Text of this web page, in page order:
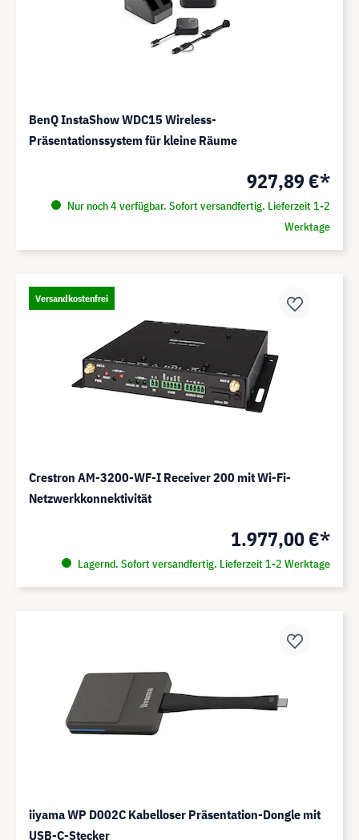
BenQ InstaShow WDC15 Wireless-
Präsentationssystem für kleine Räume
927,89 €*
Nur noch 4 verfügbar. Sofort versandfertig. Lieferzeit 1-2
Werktage
Versandkostenfrei
Crestron AM-3200-WF-I Receiver 200 mit Wi-Fi-
Netzwerkkonnektivität
1.977,00 €*
Lagernd. Sofort versandfertig. Lieferzeit 1-2 Werktage
iiyama WP D002C Kabelloser Präsentation-Dongle mit
USB-C-Stecker